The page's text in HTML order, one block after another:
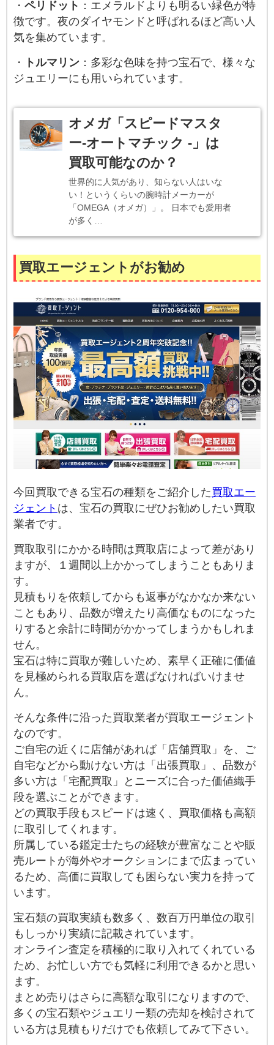
・ ペリドット ：エメラルドよりも明るい緑色が特
徴です。夜のダイヤモンドと呼ばれるほど高い人
気を集めています。
・ トルマリン ：多彩な色味を持つ宝石で、様々な
ジュエリーにも用いられています。
オメガ「スピードマスタ
ー-オートマチック -」は
買取可能なのか？
世界的に人気があり、知らない人はいな
い！というくらいの腕時計メーカーが
「OMEGA（オメガ）」。 日本でも愛用者
が多く…
買取エージェントがお勧め
今回買取できる宝石の種類をご紹介した買取エー
ジェント は、宝石の買取にぜひお勧めしたい買取
業者です。
買取取引にかかる時間は買取店によって差があり
ますが、１週間以上かかってしまうこともありま
す。
見積もりを依頼してからも返事がなかなか来ない
こともあり、品数が増えたり高価なものになった
りすると余計に時間がかかってしまうかもしれま
せん。
宝石は特に買取が難しいため、素早く正確に価値
を見極められる買取店を選ばなければいけませ
ん。
そんな条件に沿った買取業者が買取エージェント
なのです。
ご自宅の近くに店舗があれば「店舗買取」を、ご
自宅などから動けない方は「出張買取」、品数が
多い方は「宅配買取」とニーズに合った価値織手
段を選ぶことができます。
どの買取手段もスピードは速く、買取価格も高額
に取引してくれます。
所属している鑑定士たちの経験が豊富なことや販
売ルートが海外やオークションにまで広まってい
るため、高価に買取しても困らない実力を持って
います。
宝石類の買取実績も数多く、数百万円単位の取引
もしっかり実績に記載されています。
オンライン査定を積極的に取り入れてくれている
ため、お忙しい方でも気軽に利用できるかと思い
ます。
まとめ売りはさらに高額な取引になりますので、
多くの宝石類やジュエリー類の売却を検討されて
いる方は見積もりだけでも依頼してみて下さい。